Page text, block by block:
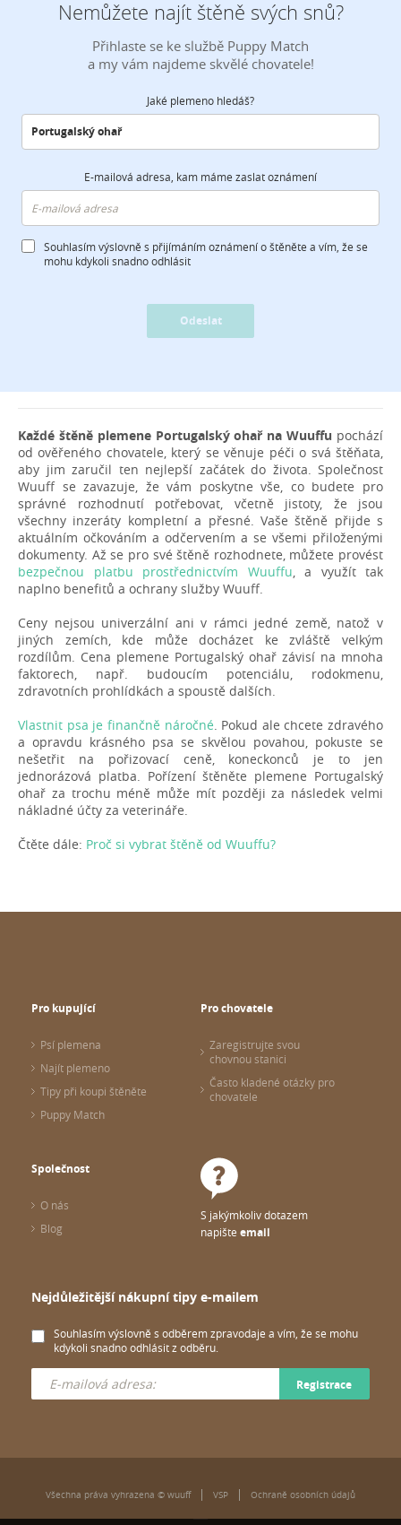
Nemůžete najít štěně svých snů?
Přihlaste se ke službě Puppy Match
a my vám najdeme skvělé chovatele!
Jaké plemeno hledáš?
E-mailová adresa, kam máme zaslat oznámení
Souhlasím výslovně s přijímáním oznámení o štěněte a vím, že se
mohu kdykoli snadno odhlásit
Odeslat
Každé štěně plemene Portugalský ohař na Wuuffu pochází
od ověřeného chovatele, který se věnuje péči o svá štěňata,
aby jim zaručil ten nejlepší začátek do života. Společnost
Wuuff se zavazuje, že vám poskytne vše, co budete pro
správné rozhodnutí potřebovat, včetně jistoty, že jsou
všechny inzeráty kompletní a přesné. Vaše štěně přijde s
aktuálním očkováním a odčervením a se všemi přiloženými
dokumenty. Až se pro své štěně rozhodnete, můžete provést
bezpečnou platbu prostřednictvím Wuuffu , a využít tak
naplno benefitů a ochrany služby Wuuff.
Ceny nejsou univerzální ani v rámci jedné země, natož v
jiných zemích, kde může docházet ke zvláště velkým
rozdílům. Cena plemene Portugalský ohař závisí na mnoha
faktorech, např. budoucím potenciálu, rodokmenu,
zdravotních prohlídkách a spoustě dalších.
Vlastnit psa je finančně náročné . Pokud ale chcete zdravého
a opravdu krásného psa se skvělou povahou, pokuste se
nešetřit na pořizovací ceně, koneckonců je to jen
jednorázová platba. Pořízení štěněte plemene Portugalský
ohař za trochu méně může mít později za následek velmi
nákladné účty za veterináře.
Čtěte dále: Proč si vybrat štěně od Wuuffu?
Pro kupující
Psí plemena
Najít plemeno
Tipy při koupi štěněte
Puppy Match
Pro chovatele
Zaregistrujte svou
chovnou stanici
Často kladené otázky pro
chovatele
Společnost
O nás
Blog
S jakýmkoliv dotazem
napište email
Nejdůležitější nákupní tipy e-mailem
Souhlasím výslovně s odběrem zpravodaje a vím, že se mohu
kdykoli snadno odhlásit z odběru.
Registrace
Všechna práva vyhrazena © wuuff VSP Ochraně osobních údajů